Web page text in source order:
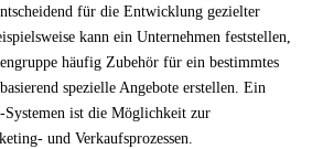
für die Entwicklung gezielter
kann ein Unternehmen feststellen,
häufig Zubehör für ein bestimmtes
spezielle Angebote erstellen. Ein
ist die Möglichkeit zur
und Verkaufsprozessen.